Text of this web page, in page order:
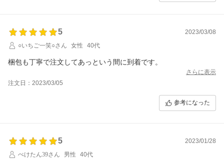
5
2023/03/08
○いちご一笑○さん
女性 40代
梱包も丁寧で注文してあっという間に到着です。
さらに表示
注文日：2023/03/05
参考になった
5
2023/01/28
ぺけたん39さん
男性 40代